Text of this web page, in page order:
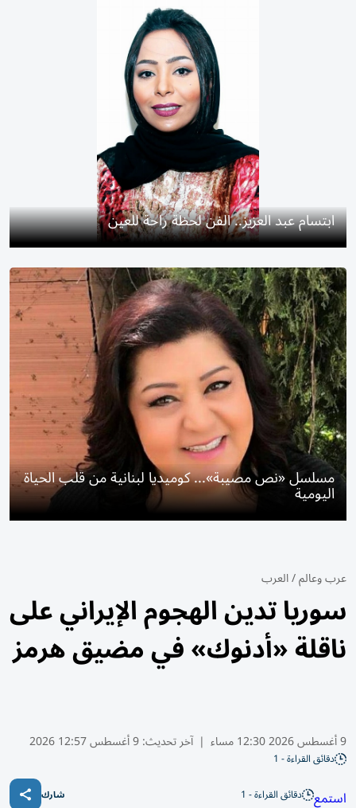
ابتسام عبد العزيز.. الفن لحظة راحة للعين
مسلسل «نص مصيبة»... كوميديا لبنانية من قلب الحياة
اليومية
عرب وعالم/العرب
سوريا تدين الهجوم الإيراني على
ناقلة «أدنوك» في مضيق هرمز
9 أغسطس 2026 12:30 مساء | آخر تحديث:9 أغسطس 12:57 2026
دقائق القراءة - 1
استمع دقائق القراءة - 1 شارك